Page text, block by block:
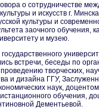
о сотрудничестве
и искусств г.
культуры и
заочного
и музею.
встречи, беседы по
творческих,
и дизайна ГГУ,
наук,
обучения,
Дементьевой.